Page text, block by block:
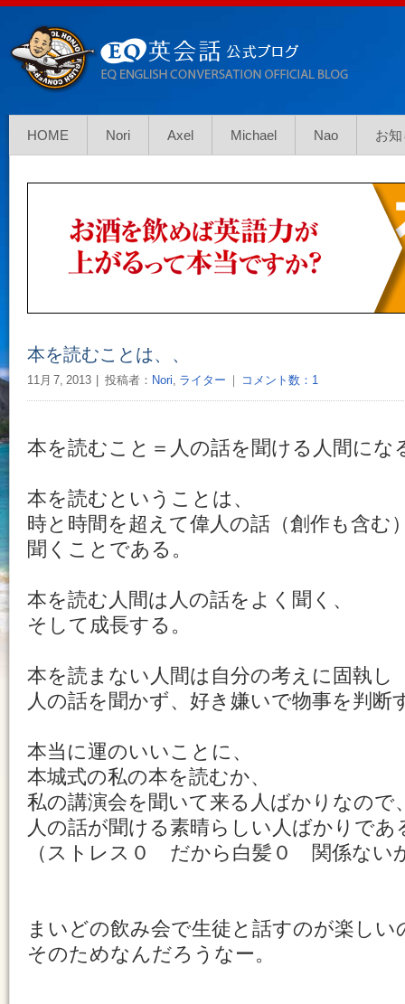
HOME Nori Axel Michael Nao お
本を読むことは、、
11月 7, 2013 投稿者： Nori, ライター ｜ コメント数：1
本を読むこと＝人の話を聞ける人間にな
本を読むということは、
時と時間を超えて偉人の話（創作も含む
聞くことである。
本を読む人間は人の話をよく聞く、
そして成長する。
本を読まない人間は自分の考えに固執し
人の話を聞かず、好き嫌いで物事を判断
本当に運のいいことに、
本城式の私の本を読むか、
私の講演会を聞いて来る人ばかりなので
人の話が聞ける素晴らしい人ばかりであ
（ストレス０ だから白髪０ 関係ない
まいどの飲み会で生徒と話すのが楽しい
そのためなんだろうなー。